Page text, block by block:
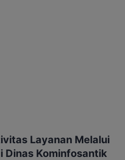
Layanan Melalui
Dinas Kominfosantik